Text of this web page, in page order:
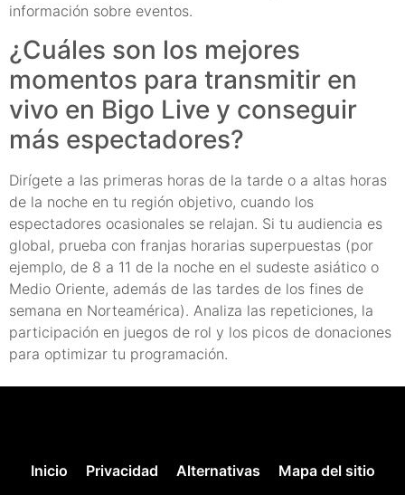
información sobre eventos.
¿Cuáles son los mejores
momentos para transmitir en
vivo en Bigo Live y conseguir
más espectadores?
Dirígete a las primeras horas de la tarde o a altas horas
de la noche en tu región objetivo, cuando los
espectadores ocasionales se relajan. Si tu audiencia es
global, prueba con franjas horarias superpuestas (por
ejemplo, de 8 a 11 de la noche en el sudeste asiático o
Medio Oriente, además de las tardes de los fines de
semana en Norteamérica). Analiza las repeticiones, la
participación en juegos de rol y los picos de donaciones
para optimizar tu programación.
Inicio Privacidad Alternativas Mapa del sitio